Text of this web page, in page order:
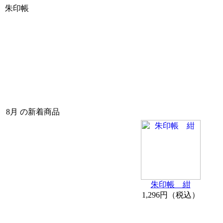
朱印帳
8月 の新着商品
朱印帳 紺
1,296円（税込）